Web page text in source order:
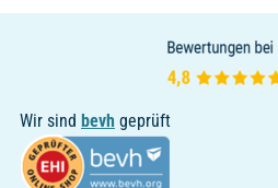
Wir sind bevh geprüft